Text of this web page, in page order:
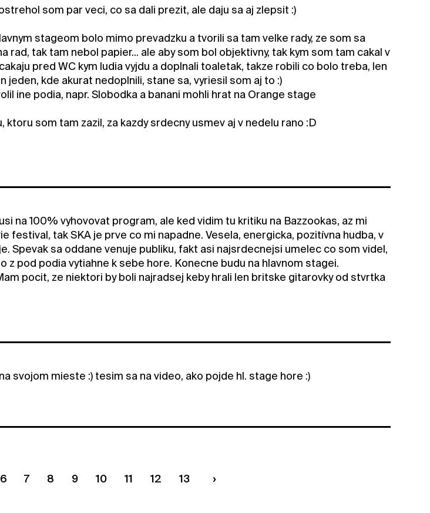
som par veci, co sa dali prezit, ale daju sa aj zlepsit :)
stageom bolo mimo prevadzku a tvorili sa tam velke rady, ze som sa
rad, tak tam nebol papier... ale aby som bol objektivny, tak kym som tam cakal v
pred WC kym ludia vyjdu a doplnali toaletak, takze robili co bolo treba, len
jeden, kde akurat nedoplnili, stane sa, vyriesil som aj to :)
ine podia, napr. Slobodka a banani mohli hrat na Orange stage
ktoru som tam zazil, za kazdy srdecny usmev aj v nedelu rano :D
na 100% vyhovovat program, ale ked vidim tu kritiku na Bazzookas, az mi
festival, tak SKA je prve co mi napadne. Vesela, energicka, pozitívna hudba, v
Spevak sa oddane venuje publiku, fakt asi najsrdecnejsi umelec co som videl,
z pod podia vytiahne k sebe hore. Konecne budu na hlavnom stagei.
pocit, ze niektori by boli najradsej keby hrali len britske gitarovky od stvrtka
svojom mieste :) tesim sa na video, ako pojde hl. stage hore :)
on page
6 7 8 9 10 11 12 13